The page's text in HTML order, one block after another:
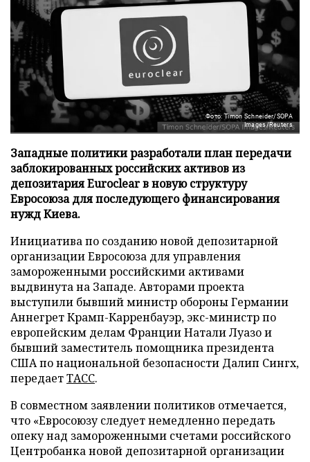
Фото: Timon Schneider/SOPA
Images/Reuters
Западные политики разработали план передачи
заблокированных российских активов из
депозитария Euroclear в новую структуру
Евросоюза для последующего финансирования
нужд Киева.
Инициатива по созданию новой депозитарной
организации Евросоюза для управления
замороженными российскими активами
выдвинута на Западе. Авторами проекта
выступили бывший министр обороны Германии
Аннегрет Крамп-Карренбауэр, экс-министр по
европейским делам Франции Натали Луазо и
бывший заместитель помощника президента
США по национальной безопасности Далип Сингх,
передаетТАСС.
В совместном заявлении политиков отмечается,
что «Евросоюзу следует немедленно передать
опеку над замороженными счетами российского
Центробанка новой депозитарной организации